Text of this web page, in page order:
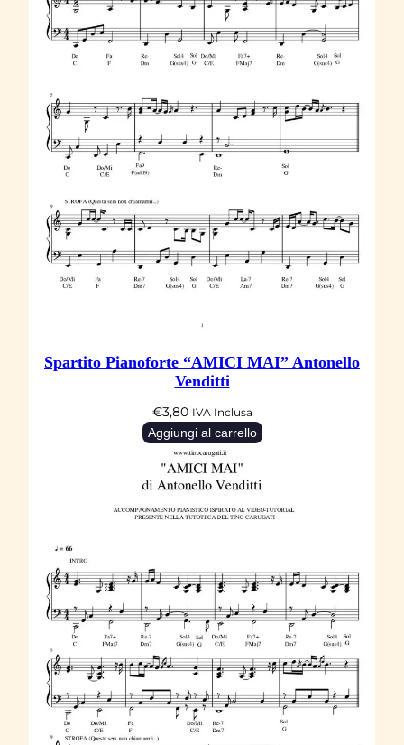
Spartito Pianoforte “AMICI MAI” Antonello
Venditti
€3,80 IVA Inclusa
Aggiungi al carrello